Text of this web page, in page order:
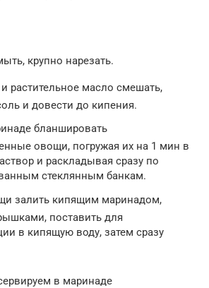
крупно нарезать.
растительное масло смешать,
и довести до кипения.
бланшировать
овощи, погружая их на 1 мин в
и раскладывая сразу по
стеклянным банкам.
залить кипящим маринадом,
поставить для
в кипящую воду, затем сразу
в маринаде